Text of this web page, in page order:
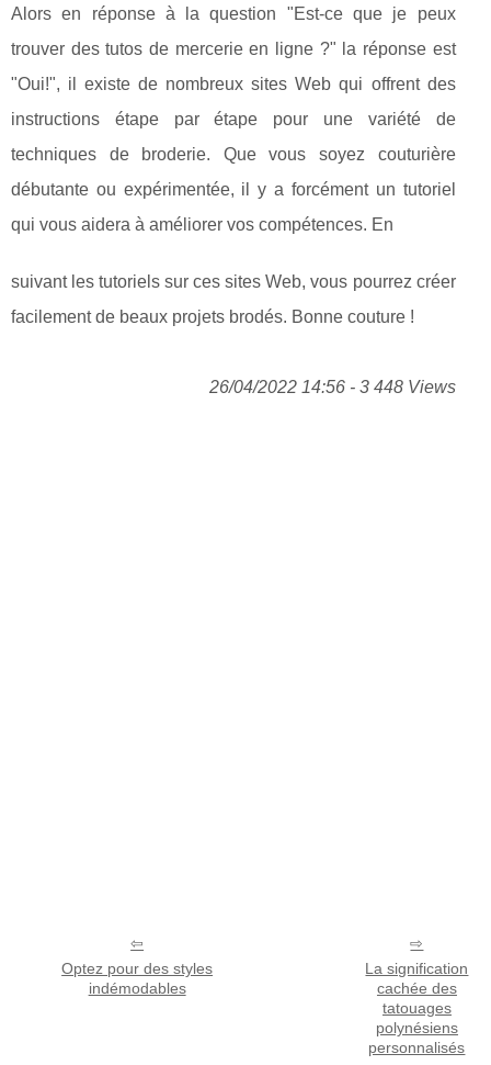
Alors en réponse à la question "Est-ce que je peux
trouver des tutos de mercerie en ligne ?" la réponse est
"Oui!", il existe de nombreux sites Web qui offrent des
instructions étape par étape pour une variété de
techniques de broderie. Que vous soyez couturière
débutante ou expérimentée, il y a forcément un tutoriel
qui vous aidera à améliorer vos compétences. En
suivant les tutoriels sur ces sites Web, vous pourrez créer
facilement de beaux projets brodés. Bonne couture !
26/04/2022 14:56 - 3 448 Views
Optez pour des styles
indémodables
La signification
cachée des
tatouages
polynésiens
personnalisés